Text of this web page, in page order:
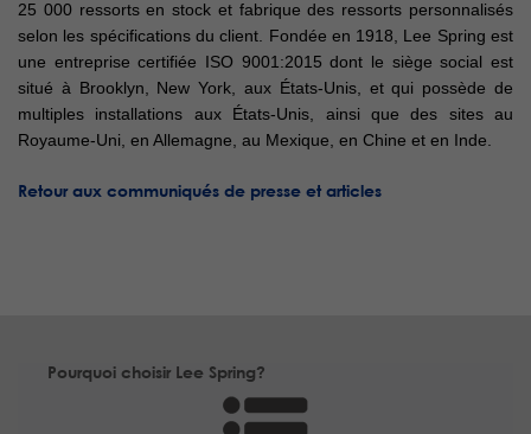
25 000 ressorts en stock et fabrique des ressorts personnalisés
selon les spécifications du client. Fondée en 1918, Lee Spring est
une entreprise certifiée ISO 9001:2015 dont le siège social est
situé à Brooklyn, New York, aux États-Unis, et qui possède de
multiples installations aux États-Unis, ainsi que des sites au
Royaume-Uni, en Allemagne, au Mexique, en Chine et en Inde.
Retour aux communiqués de presse et articles
Pourquoi choisir Lee Spring?